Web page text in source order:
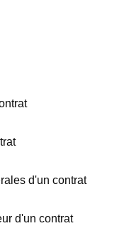
d'un contrat
d'un contrat